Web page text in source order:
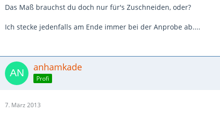
Das Maß brauchst du doch nur für's Zuschneiden, oder?
Ich stecke jedenfalls am Ende immer bei der Anprobe ab....
anhamkade
Profi
7. März 2013